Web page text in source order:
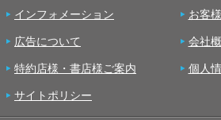
インフォメーション お客
広告について 会社
特約店様・書店様ご案内 個人
サイトポリシー